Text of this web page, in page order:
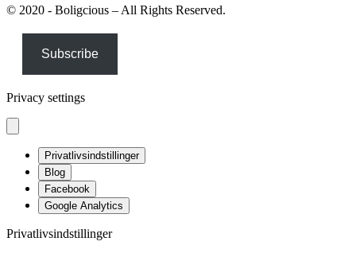
© 2020 - Boligcious – All Rights Reserved.
Subscribe
Privacy settings
Privatlivsindstillinger
Blog
Facebook
Google Analytics
Privatlivsindstillinger